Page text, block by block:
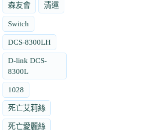
森友會 清運
Switch
DCS-8300LH
D-link DCS-
8300L
1028
死亡艾莉絲
死亡愛麗絲